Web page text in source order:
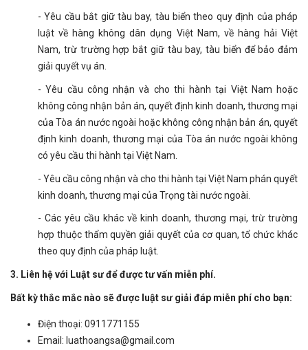
- Yêu cầu bắt giữ tàu bay, tàu biển theo quy định của pháp
luật về hàng không dân dụng Việt Nam, về hàng hải Việt
Nam, trừ trường hợp bắt giữ tàu bay, tàu biển để bảo đảm
giải quyết vụ án.
- Yêu cầu công nhận và cho thi hành tại Việt Nam hoặc
không công nhận bản án, quyết định kinh doanh, thương mại
của Tòa án nước ngoài hoặc không công nhận bản án, quyết
định kinh doanh, thương mại của Tòa án nước ngoài không
có yêu cầu thi hành tại Việt Nam.
- Yêu cầu công nhận và cho thi hành tại Việt Nam phán quyết
kinh doanh, thương mại của Trọng tài nước ngoài.
- Các yêu cầu khác về kinh doanh, thương mại, trừ trường
hợp thuộc thẩm quyền giải quyết của cơ quan, tổ chức khác
theo quy định của pháp luật.
3. Liên hệ với Luật sư để được tư vấn miễn phí.
Bất kỳ thắc mắc nào sẽ được luật sư giải đáp miễn phí cho bạn:
Điện thoại: 0911771155
Email: luathoangsa@gmail.com